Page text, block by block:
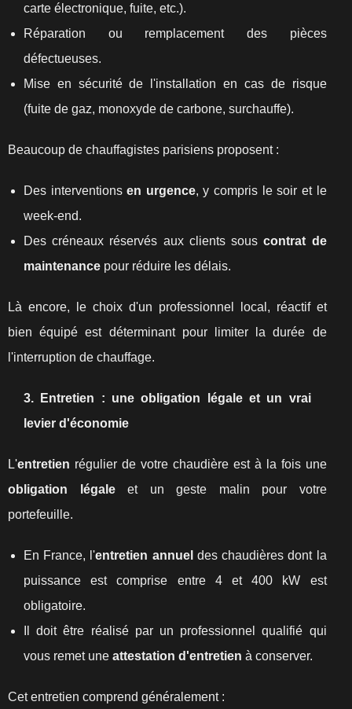
carte électronique, fuite, etc.).
Réparation ou remplacement des pièces
défectueuses.
Mise en sécurité de l'installation en cas de risque
(fuite de gaz, monoxyde de carbone, surchauffe).
Beaucoup de chauffagistes parisiens proposent :
Des interventionsen urgence, y compris le soir et le
week-end.
Des créneaux réservés aux clients souscontrat de
maintenance pour réduire les délais.
Là encore, le choix d'un professionnel local, réactif et
bien équipé est déterminant pour limiter la durée de
l'interruption de chauffage.
3. Entretien : une obligation légale et un vrai
levier d'économie
L'entretien régulier de votre chaudière est à la fois une
obligation légaleet un geste malin pour votre
portefeuille.
En France, l'entretien annuel des chaudières dont la
puissance est comprise entre 4 et 400 kW est
obligatoire.
Il doit être réalisé par un professionnel qualifié qui
vous remet une attestation d'entretien à conserver.
Cet entretien comprend généralement :